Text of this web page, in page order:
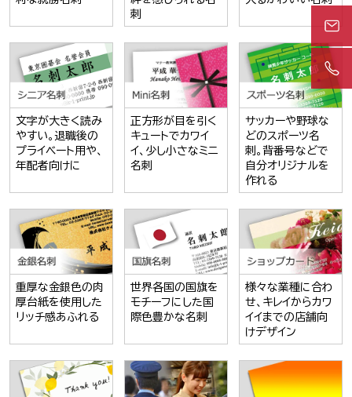
刺
文字が大きく読み
やすい。退職後の
プライベート用や、
年配者向けに
正方形が目を引く
キュートでカワイ
イ、少し小さなミニ
名刺
サッカーや野球な
どのスポーツ名
刺。背番号などで
自分オリジナルを
作れる
重厚な金銀色の肉
厚台紙を使用した
リッチ感あふれる
世界各国の国旗を
モチーフにした国
際色豊かな名刺
様々な業種に合わ
せ、キレイからカワ
イイまでの店舗向
けデザイン